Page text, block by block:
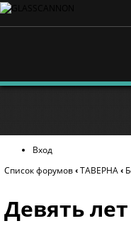
Вход
Список форумов‹ТАВЕРНА‹
Девять